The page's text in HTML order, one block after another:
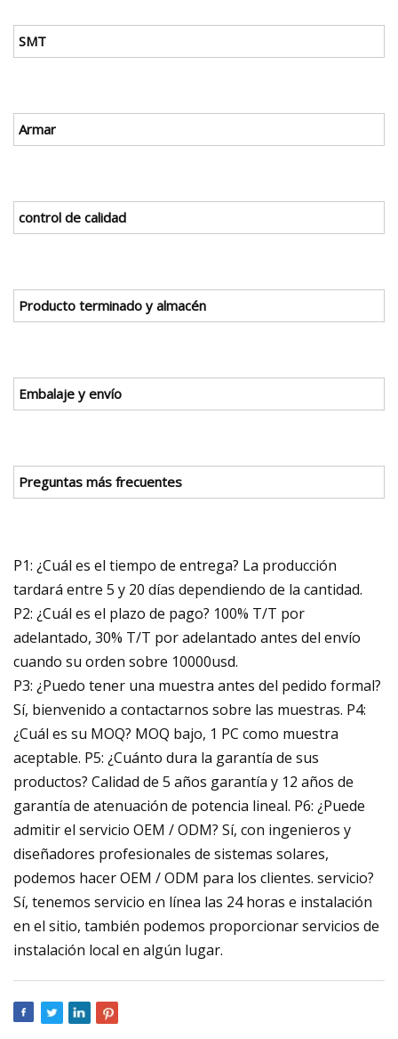
SMT
Armar
control de calidad
Producto terminado y almacén
Embalaje y envío
Preguntas más frecuentes
P1: ¿Cuál es el tiempo de entrega? La producción
tardará entre 5 y 20 días dependiendo de la cantidad.
P2: ¿Cuál es el plazo de pago? 100% T/T por
adelantado, 30% T/T por adelantado antes del envío
cuando su orden sobre 10000usd.
P3: ¿Puedo tener una muestra antes del pedido formal?
Sí, bienvenido a contactarnos sobre las muestras. P4:
¿Cuál es su MOQ? MOQ bajo, 1 PC como muestra
aceptable. P5: ¿Cuánto dura la garantía de sus
productos? Calidad de 5 años garantía y 12 años de
garantía de atenuación de potencia lineal. P6: ¿Puede
admitir el servicio OEM / ODM? Sí, con ingenieros y
diseñadores profesionales de sistemas solares,
podemos hacer OEM / ODM para los clientes. servicio?
Sí, tenemos servicio en línea las 24 horas e instalación
en el sitio, también podemos proporcionar servicios de
instalación local en algún lugar.